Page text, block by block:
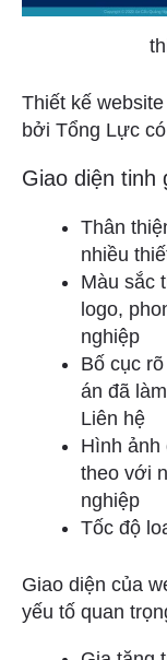
Thiết kế
bởi Tổng Lực
Giao diện tinh
Thân
nhiều
Màu sắc
logo,
nghiệp
Bố cục
án đã
Liên hệ
Hình
theo với
nghiệp
Tốc độ
Giao diện của
yếu tố quan